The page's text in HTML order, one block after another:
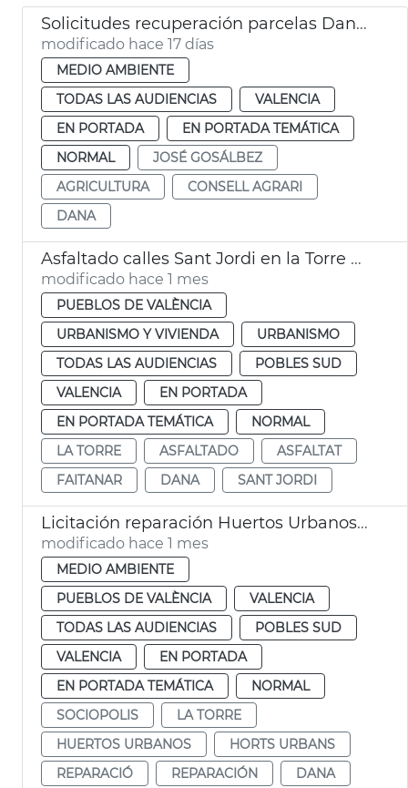
Solicitudes recuperación parcelas Dana València
modificado hace 17 días
MEDIO AMBIENTE
TODAS LAS AUDIENCIAS
VALENCIA
EN PORTADA
EN PORTADA TEMÁTICA
NORMAL
JOSÉ GOSÁLBEZ
AGRICULTURA
CONSELL AGRARI
DANA
Asfaltado calles Sant Jordi en la Torre València
modificado hace 1 mes
PUEBLOS DE VALÈNCIA
URBANISMO Y VIVIENDA
URBANISMO
TODAS LAS AUDIENCIAS
POBLES SUD
VALENCIA
EN PORTADA
EN PORTADA TEMÁTICA
NORMAL
LA TORRE
ASFALTADO
ASFALTAT
FAITANAR
DANA SANT JORDI
Licitación reparación Huertos Urbanos Sociópolis
modificado hace 1 mes
MEDIO AMBIENTE
PUEBLOS DE VALÈNCIA
VALENCIA
TODAS LAS AUDIENCIAS
POBLES SUD
VALENCIA
EN PORTADA
EN PORTADA TEMÁTICA
NORMAL
SOCIOPOLIS
LA TORRE
HUERTOS URBANOS
HORTS URBANS
REPARACIÓ
REPARACIÓN DANA